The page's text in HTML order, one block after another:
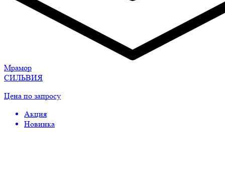
Мрамор
СИЛЬВИЯ
Цена по запросу
Акция
Новинка